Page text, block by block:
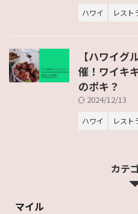
ハワイ レスト
【ハワイ
催！ワイキ
のポキ？
2024/12/13
ハワイ レスト
カテ
マイル